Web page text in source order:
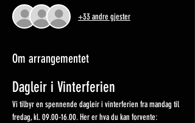
+33 andre gjester
Om arrangementet
Dagleir i Vinterferien
Vi tilbyr en spennende dagleir i vinterferien fra mandag til
fredag, kl. 09.00-16.00. Her er hva du kan forvente: